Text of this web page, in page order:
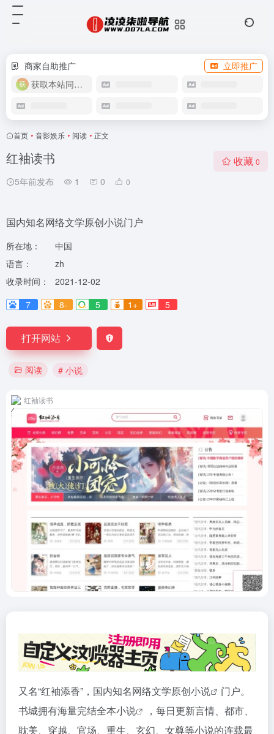
商家自助推广
立即推广
获取本站同款主题
首页 • 音影娱乐 • 阅读 • 正文
红袖读书
5年前发布 1 0 0
收藏 0
国内知名网络文学原创小说门户
所在地：
中国
语言：
zh
收录时间：
2021-12-02
7
8- 5 1+ 5
打开网站
阅读 # 小说
红袖读书
又名“红袖添香”，国内知名网络文学原创小说
门户。
书城拥有海量完结全本小说
，每日更新言情、都市、
耽美、穿越、官场、重生、玄幻、女尊等小说的连载最